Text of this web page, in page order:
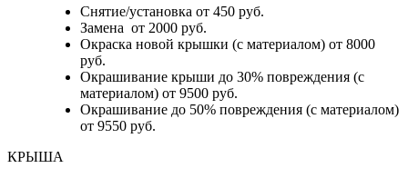
Снятие/установка от 450 руб.
Замена от 2000 руб.
Окраска новой крышки (с материалом) от 8000
руб.
Окрашивание крыши до 30% повреждения (с
материалом) от 9500 руб.
Окрашивание до 50% повреждения (с материалом)
от 9550 руб.
КРЫША